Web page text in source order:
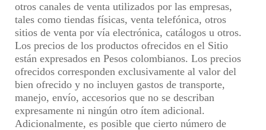
otros canales de venta utilizados por las empresas,
tales como tiendas físicas, venta telefónica, otros
sitios de venta por vía electrónica, catálogos u otros.
Los precios de los productos ofrecidos en el Sitio
están expresados en Pesos colombianos. Los precios
ofrecidos corresponden exclusivamente al valor del
bien ofrecido y no incluyen gastos de transporte,
manejo, envío, accesorios que no se describan
expresamente ni ningún otro ítem adicional.
Adicionalmente, es posible que cierto número de